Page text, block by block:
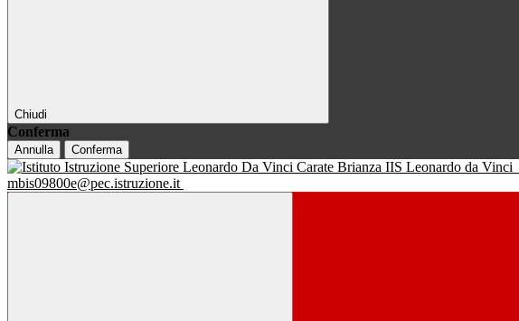
Chiudi
Conferma
Annulla Conferma
IIS Leonardo da Vinci
mbis09800e@pec.istruzione.it